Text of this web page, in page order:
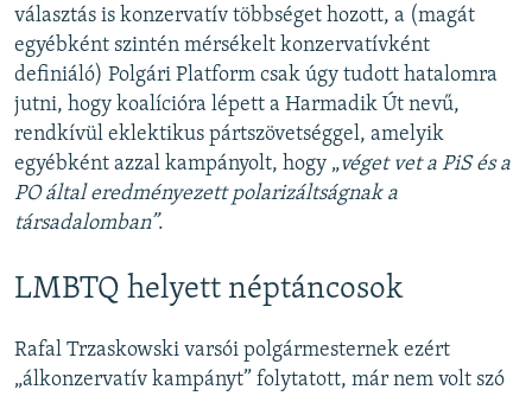
választás is konzervatív többséget hozott, a (magát
egyébként szintén mérsékelt konzervatívként
definiáló) Polgári Platform csak úgy tudott hatalomra
jutni, hogy koalícióra lépett a Harmadik Út nevű,
rendkívül eklektikus pártszövetséggel, amelyik
egyébként azzal kampányolt, hogy „véget vet a PiS és a
PO által eredményezett polarizáltságnak a
társadalomban”.
LMBTQ helyett néptáncosok
Rafal Trzaskowski varsói polgármesternek ezért
„álkonzervatív kampányt” folytatott, már nem volt szó